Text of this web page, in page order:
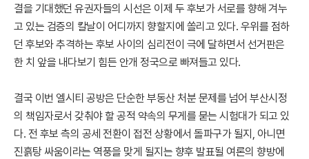
결을 기대했던 유권자들의 시선은 이제 두 후보가 서로를 향해 겨누
고 있는 검증의 칼날이 어디까지 향할지에 쏠리고 있다. 우위를 점하
던 후보와 추격하는 후보 사이의 심리전이 극에 달하면서 선거판은
한 치 앞을 내다보기 힘든 안개 정국으로 빠져들고 있다.
결국 이번 엘시티 공방은 단순한 부동산 처분 문제를 넘어 부산시정
의 책임자로서 갖춰야 할 공적 약속의 무게를 묻는 시험대가 되고 있
다. 전 후보 측의 공세 전환이 접전 상황에서 돌파구가 될지, 아니면
진흙탕 싸움이라는 역풍을 맞게 될지는 향후 발표될 여론의 향방에